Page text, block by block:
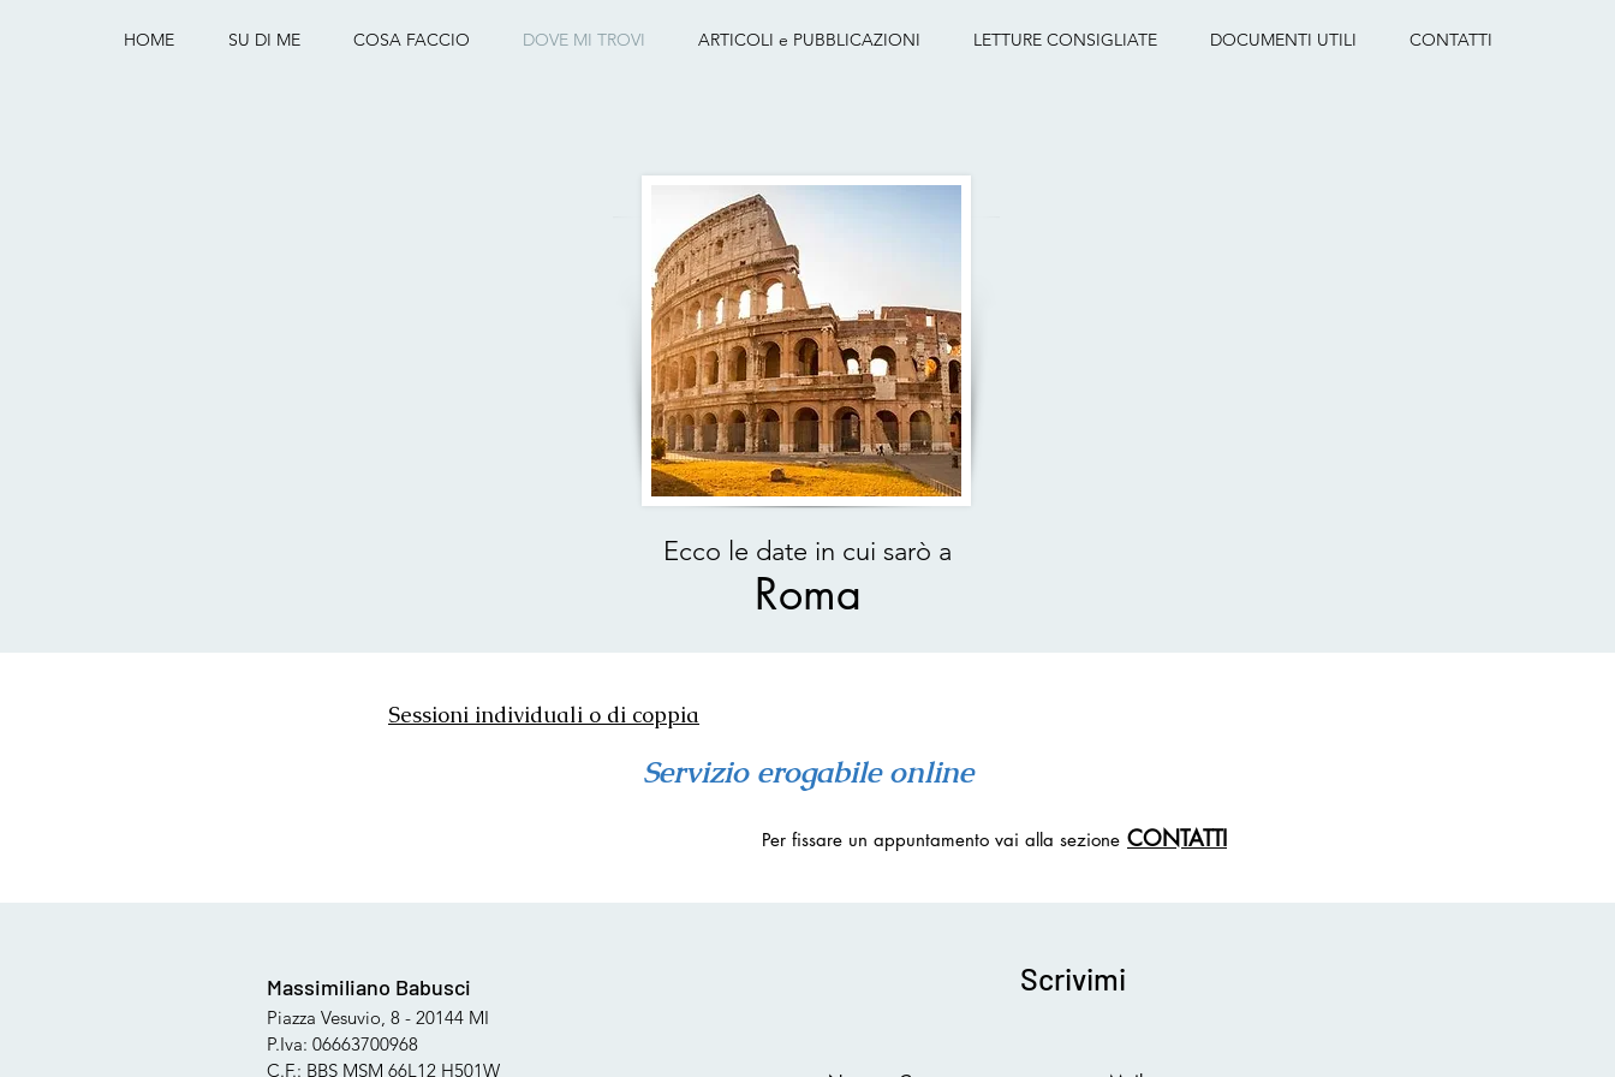
HOME SU DI ME COSA FACCIO DOVE MI TROVI ARTICOLI e PUBBLICAZIONI LETTURE CONSIGLIATE DOCUMENTI UTILI CONTATTI
Ecco le date in cui sarò a
Roma
Sessioni individuali o di coppia
Servizio erogabile online
Per fissare un appuntamento vai alla sezione CONTATTI
Massimiliano Babusci
Piazza Vesuvio, 8 - 20144 MI
P.Iva: 06663700968
C.F.: BBS MSM 66L12 H501W
Scrivimi